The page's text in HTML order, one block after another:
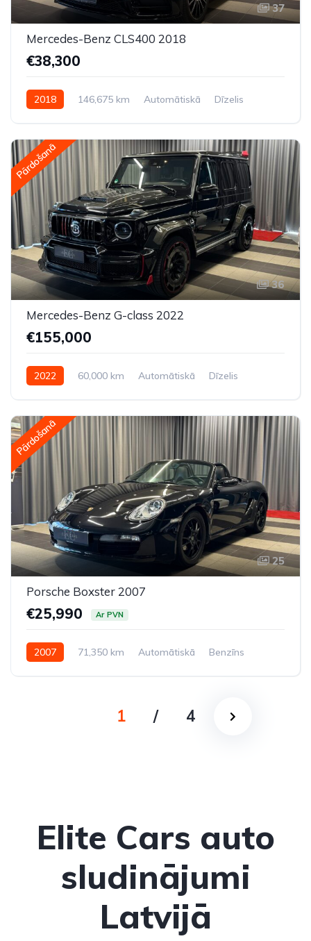
37
Mercedes-Benz CLS400 2018
€38,300
2018 146,675 km Automātiskā
Dīzelis
Pārdošanā
36
Mercedes-Benz G-class 2022
€155,000
2022 60,000 km Automātiskā
Dīzelis
Pārdošanā
25
Porsche Boxster 2007
€25,990 Ar PVN
2007 71,350 km Automātiskā
Benzīns
1 / 4
Elite Cars auto
sludinājumi
Latvijā